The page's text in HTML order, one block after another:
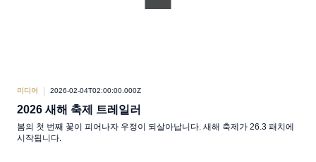
미디어 2026-02-04T02:00:00.000Z
2026 새해 축제 트레일러
봄의 첫 번째 꽃이 피어나자 우정이 되살아납니다. 새해 축제가 26.3 패치에
시작됩니다.